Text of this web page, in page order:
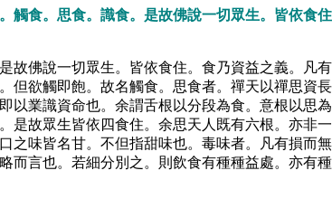
食。思食。識食。是故佛說一切眾生。皆依食
佛說一切眾生。皆依食住。食乃資益之義。凡
欲觸即飽。故名觸食。思食者。禪天以禪思資
業識資命也。余謂舌根以分段為食。意根以思
故眾生皆依四食住。余思天人既有六根。亦非
味皆名甘。不但指甜味也。毒味者。凡有損而
言也。若細分別之。則飲食有種種益處。亦有